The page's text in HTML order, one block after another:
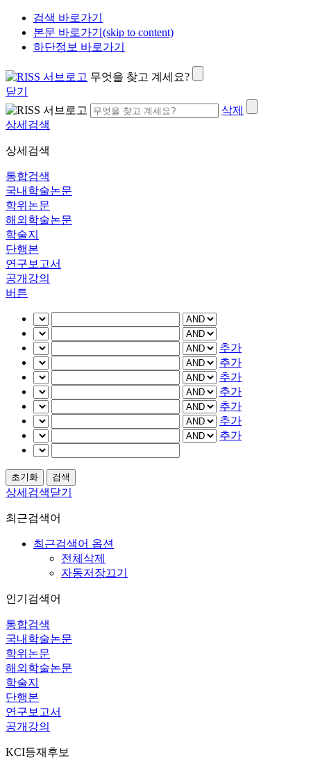
검색 바로가기
본문 바로가기(skip to content)
하단정보 바로가기
무엇을 찾고 계세요?
닫기
삭제
상세검색
상세검색
통합검색
국내학술논문
학위논문
해외학술논문
학술지
단행본
연구보고서
공개강의
버튼
추가
추가
추가
추가
추가
추가
추가
상세검색닫기
최근검색어
최근검색어 옵션
전체삭제
자동저장끄기
인기검색어
통합검색
국내학술논문
학위논문
해외학술논문
학술지
단행본
연구보고서
공개강의
KCI등재후보